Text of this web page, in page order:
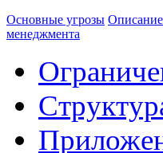
Основные угрозы
менеджмента